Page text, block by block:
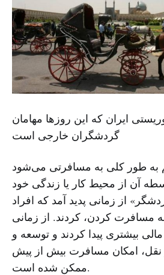
ایران که این روزها مهامان
گردشگران خارجی است
به طور کلی به مسافرتی می‌شود
آن از محیط کار یا زندگی خود
از زمانی پدید آمد که افراد
مسافرت کردن، کردند. از زمانی
بیشتری پیدا کردند و توسعه و
امکان مسافرت بیش از پیش
ممکن شده است.